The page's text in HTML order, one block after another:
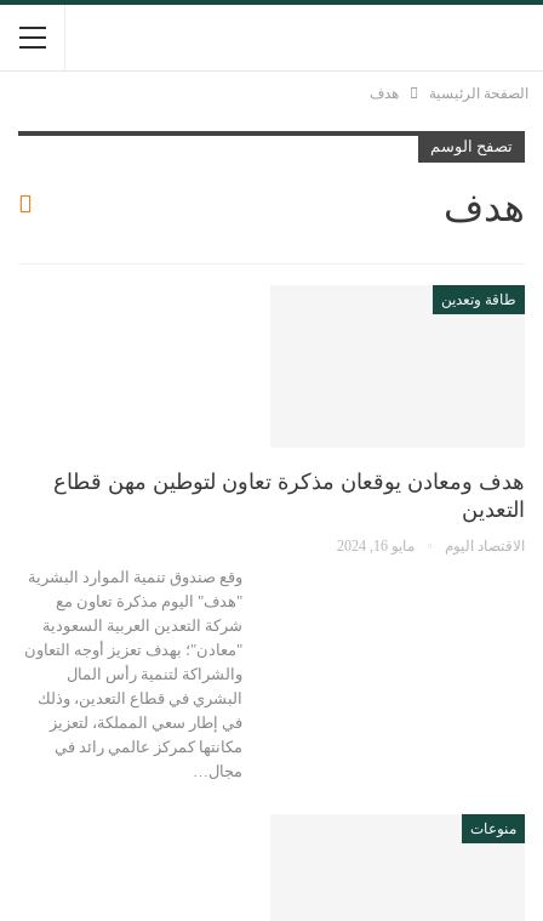
الصفحة الرئيسية هدف
تصفح الوسم
هدف
طاقة وتعدين
هدف ومعادن يوقعان مذكرة تعاون لتوطين مهن قطاع
التعدين
الاقتصاد اليوم مايو 16, 2024
وقع صندوق تنمية الموارد البشرية
"هدف" اليوم مذكرة تعاون مع
شركة التعدين العربية السعودية
"معادن"؛ بهدف تعزيز أوجه التعاون
والشراكة لتنمية رأس المال
البشري في قطاع التعدين، وذلك
في إطار سعي المملكة، لتعزيز
مكانتها كمركز عالمي رائد في
مجال…
منوعات